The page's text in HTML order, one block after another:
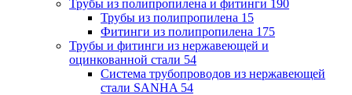
Трубы из полипропилена и фитинги 190
Трубы из полипропилена 15
Фитинги из полипропилена 175
Трубы и фитинги из нержавеющей и
оцинкованной стали 54
Система трубопроводов из нержавеющей
стали SANHA 54